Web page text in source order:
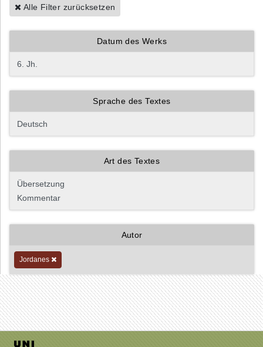
Alle Filter zurücksetzen
Datum des Werks
Sprache des Textes
Art des Textes
Autor
Jordanes